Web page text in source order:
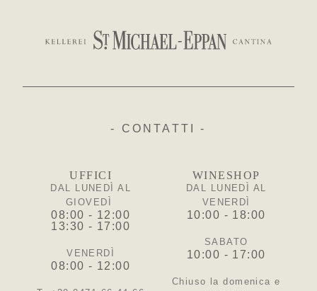
UFFICI
DAL LUNEDÌ AL
GIOVEDÌ
08:00 - 12:00
13:30 - 17:00
VENERDÌ
08:00 - 12:00
- CONTATTI -
WINESHOP
DAL LUNEDÌ AL
VENERDÌ
10:00 - 18:00
SABATO
10:00 - 17:00
Chiuso la domenica e